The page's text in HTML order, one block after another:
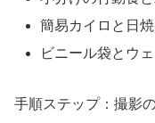
簡易カイロと日
ビニール袋とウ
手順ステップ：撮影